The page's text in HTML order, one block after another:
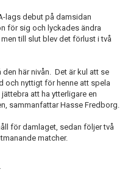
lags debut på damsidan
för sig och lyckades ändra
till slut blev det förlust i två
här nivån. Det är kul att se
och nyttigt för henne att spela
att ha ytterligare en
sammanfattar Hasse Fredborg.
för damlaget, sedan följer två
matcher.